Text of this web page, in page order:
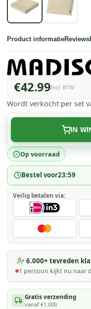
Product informatieReviews
€42.99Incl. BTW
Op voorraad
Bestel voor23:59
Wordt verkocht per set
IN
Veilig betalen via:
6.000+ tevreden
1 persoon kijkt nu naar
Gratis verzending
vanaf €1.000